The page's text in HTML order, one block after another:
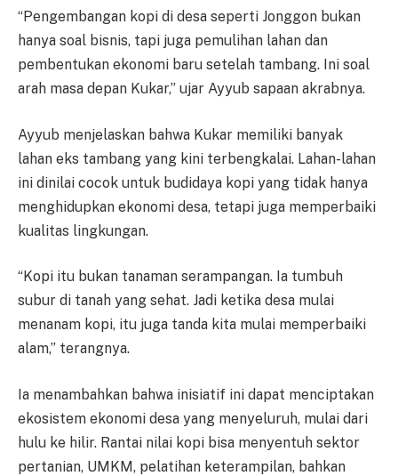
“Pengembangan kopi di desa seperti Jonggon bukan
hanya soal bisnis, tapi juga pemulihan lahan dan
pembentukan ekonomi baru setelah tambang. Ini soal
arah masa depan Kukar,” ujar Ayyub sapaan akrabnya.
Ayyub menjelaskan bahwa Kukar memiliki banyak
lahan eks tambang yang kini terbengkalai. Lahan-lahan
ini dinilai cocok untuk budidaya kopi yang tidak hanya
menghidupkan ekonomi desa, tetapi juga memperbaiki
kualitas lingkungan.
“Kopi itu bukan tanaman serampangan. Ia tumbuh
subur di tanah yang sehat. Jadi ketika desa mulai
menanam kopi, itu juga tanda kita mulai memperbaiki
alam,” terangnya.
Ia menambahkan bahwa inisiatif ini dapat menciptakan
ekosistem ekonomi desa yang menyeluruh, mulai dari
hulu ke hilir. Rantai nilai kopi bisa menyentuh sektor
pertanian, UMKM, pelatihan keterampilan, bahkan